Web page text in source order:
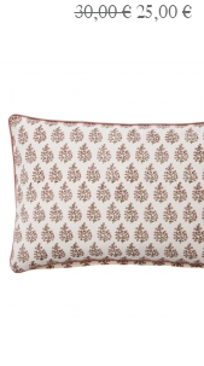
30,00 € 25,00 €